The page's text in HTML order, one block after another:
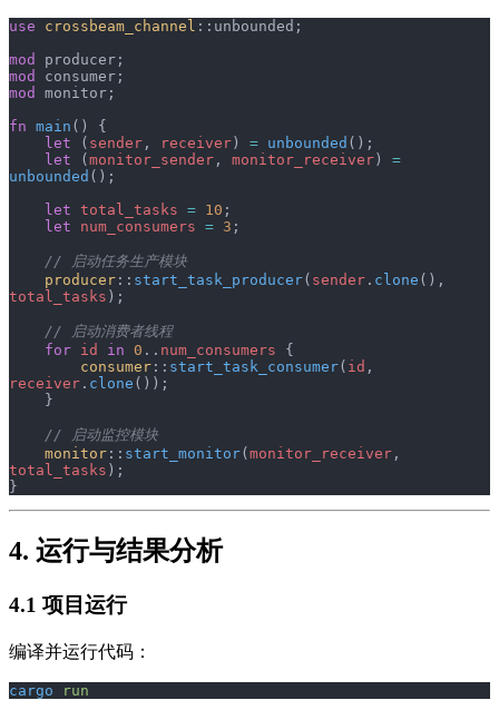
use crossbeam_channel ::unbounded;
mod
producer;
mod
consumer;
mod
monitor;
fn main () {
    let
( sender , receiver) = unbounded ();
    let
(monitor_sender , monitor_receiver) =
unbounded ();
    let
total_tasks = 10 ;
    let
num_consumers = 3 ;
    // 启动任务生产模块
    producer
:: start_task_producer( sender . clone
total_tasks );
    // 启动消费者线程
    for
id in 0 .. num_consumers {
        consumer
:: start_task_consumer( id
receiver . clone ());
    }
    // 启动监控模块
    monitor
:: start_monitor(monitor_receiver
total_tasks );
}
4. 运行与结果分析
4.1 项目运行
编译并运行代码：
cargo run